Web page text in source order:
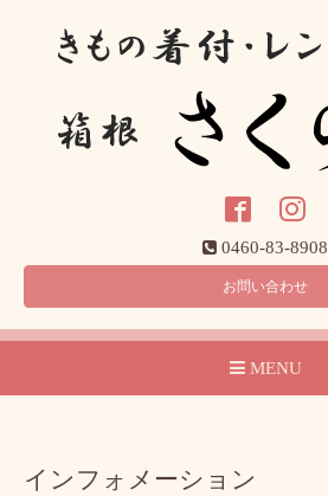
0460-83-8908
お問い合わせ
MENU
インフォメーション